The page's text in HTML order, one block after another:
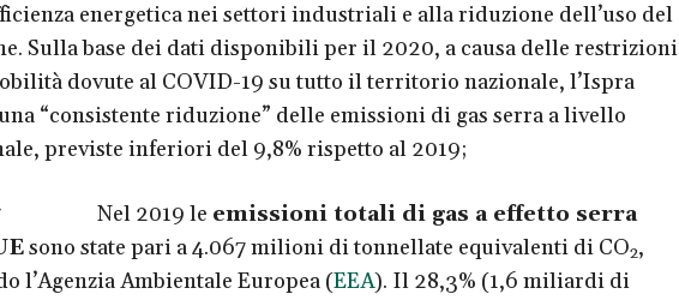
energetica nei settori industriali e alla riduzione dell’uso del
Sulla base dei dati disponibili per il 2020, a causa delle restrizioni
dovute al COVID-19 su tutto il territorio nazionale, l’Ispra
“consistente riduzione” delle emissioni di gas serra a livello
previste inferiori del 9,8% rispetto al 2019;
Nel 2019 le emissioni totali di gas a effetto serra
sono state pari a 4.067 milioni di tonnellate equivalenti di CO2,
l’Agenzia Ambientale Europea (EEA). Il 28,3% (1,6 miliardi di